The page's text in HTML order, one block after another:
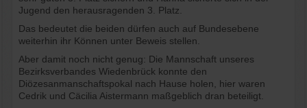
Jugend den herausragenden 3. Platz.
Das bedeutet die beiden dürfen auch auf Bundesebene
weiterhin ihr Können unter Beweis stellen.
Aber damit noch nicht genug: Die Mannschaft unseres
Bezirksverbandes Wiedenbrück konnte den
Diözesanmanschaftspokal nach Hause holen, hier waren
Cedrik und Cäcilia Aistermann maßgeblich dran beteiligt.